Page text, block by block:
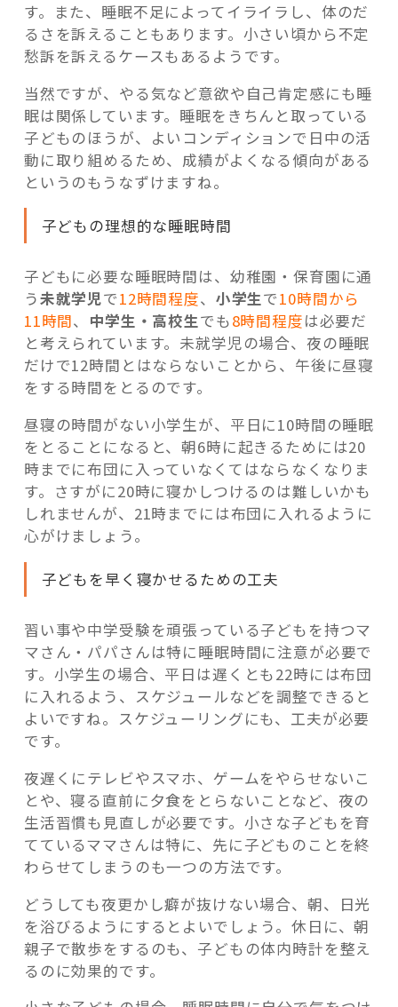
す。また、睡眠不足によってイライラし、体のだ
るさを訴えることもあります。小さい頃から不定
愁訴を訴えるケースもあるようです。
当然ですが、やる気など意欲や自己肯定感にも睡
眠は関係しています。睡眠をきちんと取っている
子どものほうが、よいコンディションで日中の活
動に取り組めるため、成績がよくなる傾向がある
というのもうなずけますね。
子どもの理想的な睡眠時間
子どもに必要な睡眠時間は、幼稚園・保育園に通
う未就学児で12時間程度、 小学生で10時間から
11時間、 中学生・高校生でも8時間程度は必要だ
と考えられています。未就学児の場合、夜の睡眠
だけで12時間とはならないことから、午後に昼寝
をする時間をとるのです。
昼寝の時間がない小学生が、平日に10時間の睡眠
をとることになると、朝6時に起きるためには20
時までに布団に入っていなくてはならなくなりま
す。さすがに20時に寝かしつけるのは難しいかも
しれませんが、21時までには布団に入れるように
心がけましょう。
子どもを早く寝かせるための工夫
習い事や中学受験を頑張っている子どもを持つマ
マさん・パパさんは特に睡眠時間に注意が必要で
す。小学生の場合、平日は遅くとも22時には布団
に入れるよう、スケジュールなどを調整できると
よいですね。スケジューリングにも、工夫が必要
です。
夜遅くにテレビやスマホ、ゲームをやらせないこ
とや、寝る直前に夕食をとらないことなど、夜の
生活習慣も見直しが必要です。小さな子どもを育
てているママさんは特に、先に子どものことを終
わらせてしまうのも一つの方法です。
どうしても夜更かし癖が抜けない場合、朝、日光
を浴びるようにするとよいでしょう。休日に、朝
親子で散歩をするのも、子どもの体内時計を整え
るのに効果的です。